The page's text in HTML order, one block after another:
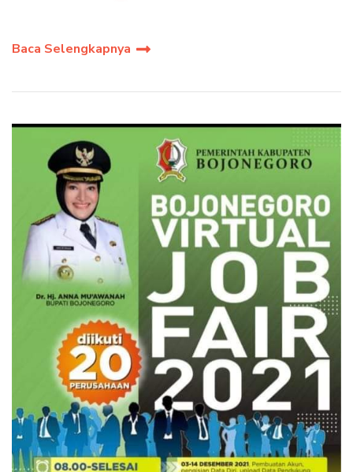
Baca Selengkapnya